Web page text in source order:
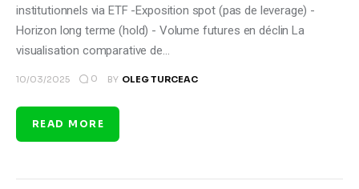
institutionnels via ETF -Exposition spot (pas de leverage) -
Horizon long terme (hold) - Volume futures en déclin La
visualisation comparative de…
10/03/2025 0 BY OLEG TURCEAC
READ MORE